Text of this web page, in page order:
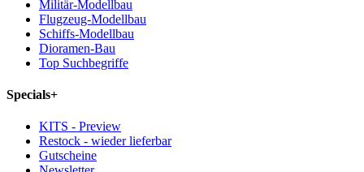
Militär-Modellbau
Flugzeug-Modellbau
Schiffs-Modellbau
Dioramen-Bau
Top Suchbegriffe
Specials+
KITS - Preview
Restock - wieder lieferbar
Gutscheine